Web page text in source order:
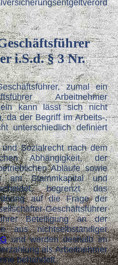
i.S.d. § 3 Nr.
zumal ein
Arbeitnehmer
kann lässt sich nicht
da der Begriff im Arbeits-,
unterschiedlich definiert
Sozialrecht nach dem
Abhängigkeit, der
Abläufe sowie
am Stammkapital und
begrenzt das
auf die Frage der
Geschäftsführer
Beteiligung an der
aus nichtselbständiger
und werden deshalb im
als Arbeitnehmer
behandelt.